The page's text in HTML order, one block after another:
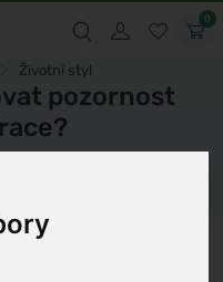
0
Životní styl
pozornost